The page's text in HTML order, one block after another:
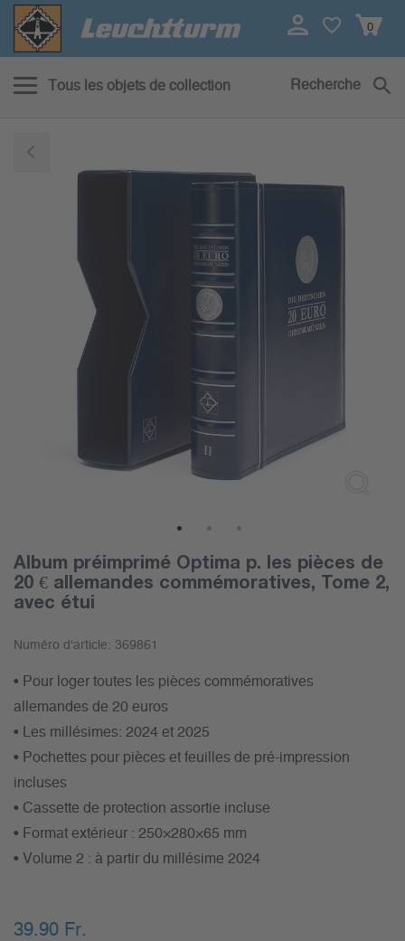
0
Tous les objets de collection Recherche
Album préimprimé Optima p. les pièces de
20 € allemandes commémoratives, Tome 2,
avec étui
Numéro d'article: 369861
• Pour loger toutes les pièces commémoratives
allemandes de 20 euros
• Les millésimes: 2024 et 2025
• Pochettes pour pièces et feuilles de pré-impression
incluses
• Cassette de protection assortie incluse
• Format extérieur : 250×280×65 mm
• Volume 2 : à partir du millésime 2024
39.90 Fr.